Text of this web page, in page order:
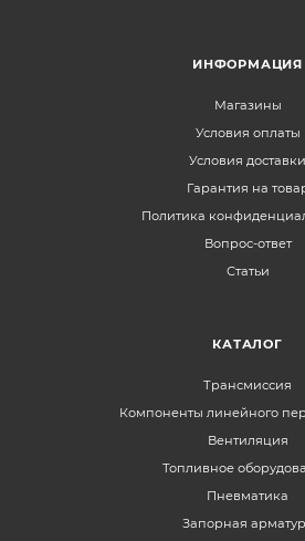
ИНФОРМАЦИЯ
Магазины
Условия оплаты
Условия доставки
Гарантия на
Политика
Вопрос-ответ
Статьи
КАТАЛОГ
Трансмиссия
Компоненты линейного
Вентиляция
Топливное
Пневматика
Запорная